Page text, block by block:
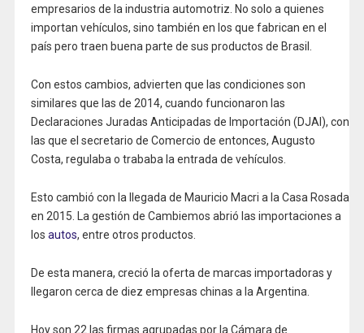
empresarios de la industria automotriz. No solo a quienes
importan vehículos, sino también en los que fabrican en el
país pero traen buena parte de sus productos de Brasil.
Con estos cambios, advierten que las condiciones son
similares que las de 2014, cuando funcionaron las
Declaraciones Juradas Anticipadas de Importación (DJAI), con
las que el secretario de Comercio de entonces, Augusto
Costa, regulaba o trababa la entrada de vehículos.
Esto cambió con la llegada de Mauricio Macri a la Casa Rosada
en 2015. La gestión de Cambiemos abrió las importaciones a
los autos, entre otros productos.
De esta manera, creció la oferta de marcas importadoras y
llegaron cerca de diez empresas chinas a la Argentina.
Hoy son 22 las firmas agrupadas por la Cámara de